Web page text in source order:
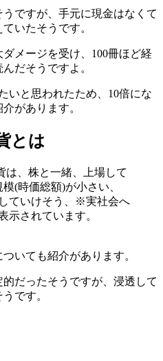
ですが、手元に現金はなくて
いたそうです。
メージを受け、100冊ほど経
だそうですよ。
いと思われたため、10倍にな
があります。
とは
いても紹介があります。
だったそうですが、浸透して
です。